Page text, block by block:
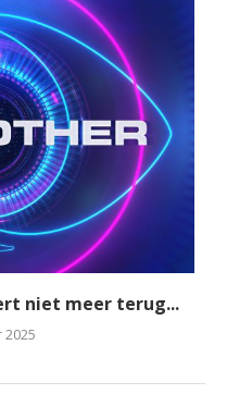
niet meer terug...
2025